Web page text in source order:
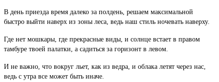
В день приезда время далеко за полдень, решаем максимальной
быстро выйти наверх из зоны леса, ведь наш стиль ночевать наверху.
Где нет мошкары, где прекрасные виды, и солнце встает в правом
тамбуре твоей палатки, а садиться за горизонт в левом.
И не важно, что вокруг льет, как из ведра, и облака летят через нас,
ведь с утра все может быть иначе.